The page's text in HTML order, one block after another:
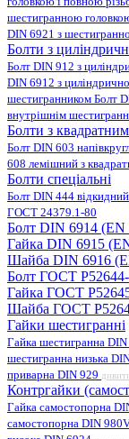
шестигранною
DIN 6921 з
Болти з
Болт DIN 912 з
DIN 6912 з
шестигранником Болт
внутрішнім
Болти з
Болт DIN 603
608 лемішний з
Болти спеціальні
Болт DIN 444 відкидний
ГОСТ 24379.1-80
Болт DIN 6914 (EN
Гайка DIN 6915
Шайба DIN 6916
Болт ГОСТ
Гайка ГОСТ
Шайба ГОСТ
Гайки шестигранні
Гайка шестигранна
шестигранна низька
приварна DIN 929
Контргайки
Гайка самостопорна
самостопорна DIN